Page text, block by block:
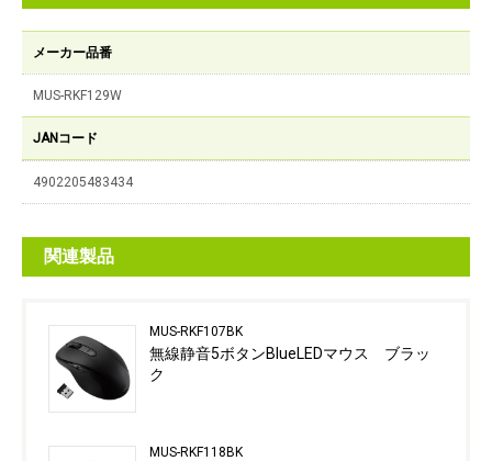
メーカー品番
MUS-RKF129W
JANコード
4902205483434
関連製品
MUS-RKF107BK
無線静音5ボタンBlueLEDマウス ブラッ
ク
MUS-RKF118BK